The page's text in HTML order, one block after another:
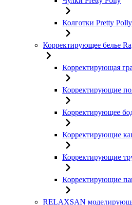
Колготки Pretty Polly
Корректирующее белье
Корректирующая
Корректирующие
Корректирующее
Корректирующие
Корректирующие
Корректирующие
RELAXSAN